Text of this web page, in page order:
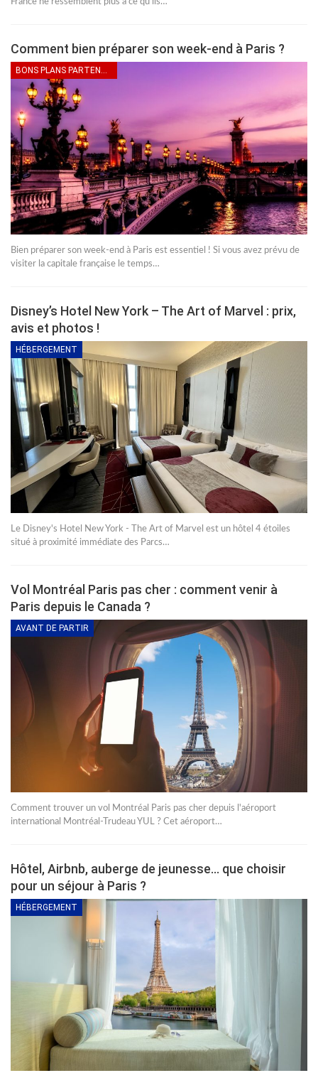
France ne ressemblent plus à ce qu'ils…
Comment bien préparer son week-end à Paris ?
BONS PLANS PARTENAIRES
Bien préparer son week-end à Paris est essentiel ! Si vous avez prévu de
visiter la capitale française le temps…
Disney’s Hotel New York – The Art of Marvel : prix,
avis et photos !
HÉBERGEMENT
Le Disney's Hotel New York - The Art of Marvel est un hôtel 4 étoiles
situé à proximité immédiate des Parcs…
Vol Montréal Paris pas cher : comment venir à
Paris depuis le Canada ?
AVANT DE PARTIR
Comment trouver un vol Montréal Paris pas cher depuis l'aéroport
international Montréal-Trudeau YUL ? Cet aéroport…
Hôtel, Airbnb, auberge de jeunesse… que choisir
pour un séjour à Paris ?
HÉBERGEMENT